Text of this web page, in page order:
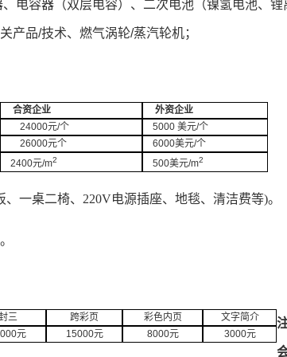
电容器（双层电容）、二次电池（镍氢电池、锂
产品/技术、燃气涡轮/蒸汽轮机；
合资企业
外资企业
24000元/个 5000美元/个
26000元个 6000美元/个
2400元/m2 500美元/m2
一桌二椅、220V电源插座、地毯、清洁费等)。
三 跨彩页 彩色内页
文字简介
元 15000元 8000元 3000元